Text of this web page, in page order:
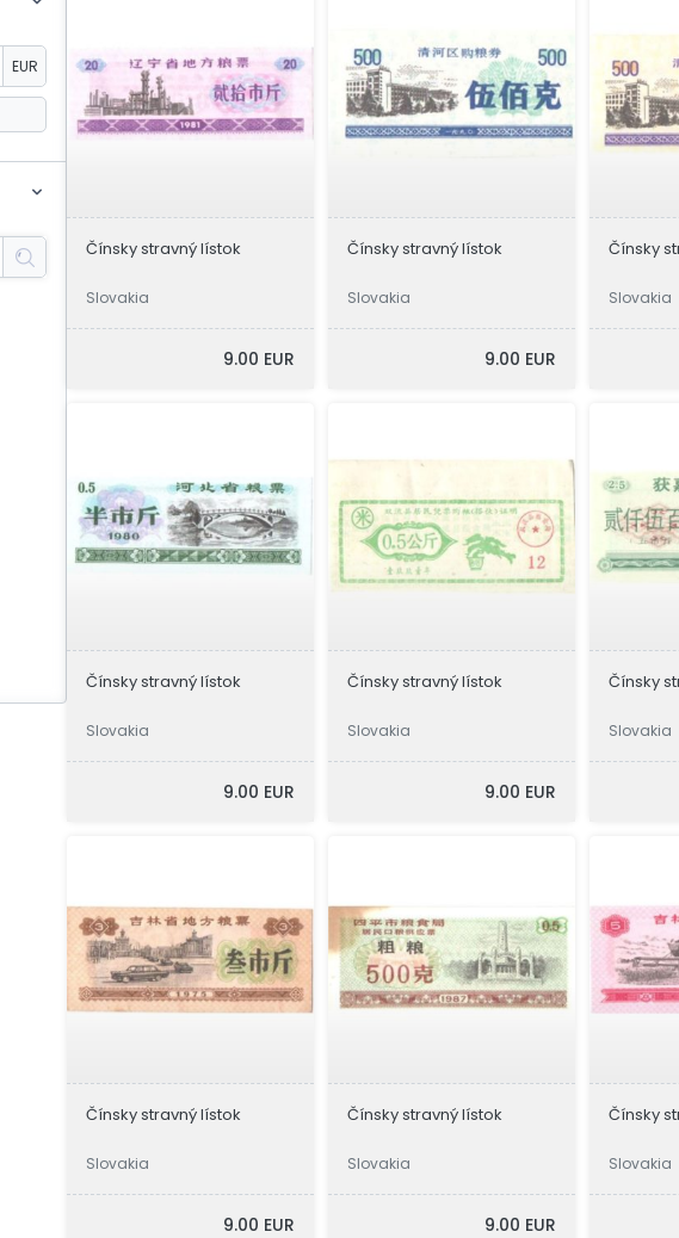
EUR
Čínsky stravný lístok
Slovakia
9.00 EUR
Čínsky stravný lístok
Slovakia
9.00 EUR
Čínsky
Slovakia
Čínsky stravný lístok
Slovakia
9.00 EUR
Čínsky stravný lístok
Slovakia
9.00 EUR
Čínsky
Slovakia
Čínsky stravný lístok
Slovakia
9.00 EUR
Čínsky stravný lístok
Slovakia
9.00 EUR
Čínsky
Slovakia